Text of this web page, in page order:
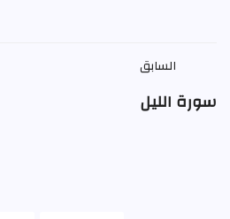
السابق
سورة الليل